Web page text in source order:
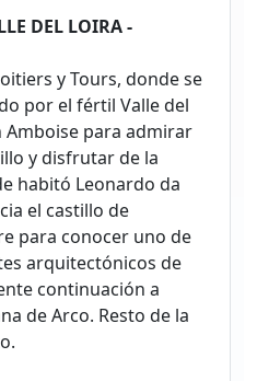
DEL LOIRA -
y Tours, donde se
por el fértil Valle del
Amboise para admirar
y disfrutar de la
habitó Leonardo da
el castillo de
para conocer uno de
arquitectónicos de
continuación a
de Arco. Resto de la